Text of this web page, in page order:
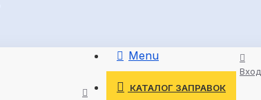
Menu
КАТАЛОГ ЗАПРАВОК
Вход